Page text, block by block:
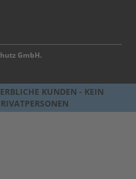
GmbH.
KUNDEN - KEIN